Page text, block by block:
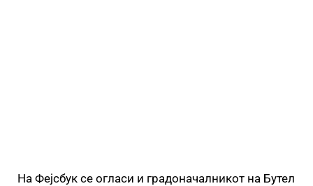
На Фејсбук се огласи и градоначалникот на Бутел